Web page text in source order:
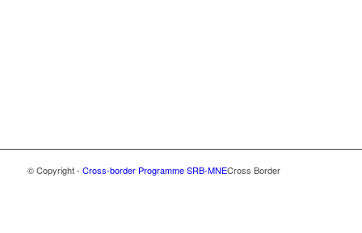
© Copyright - Cross-border Programme SRB-MNECross Border